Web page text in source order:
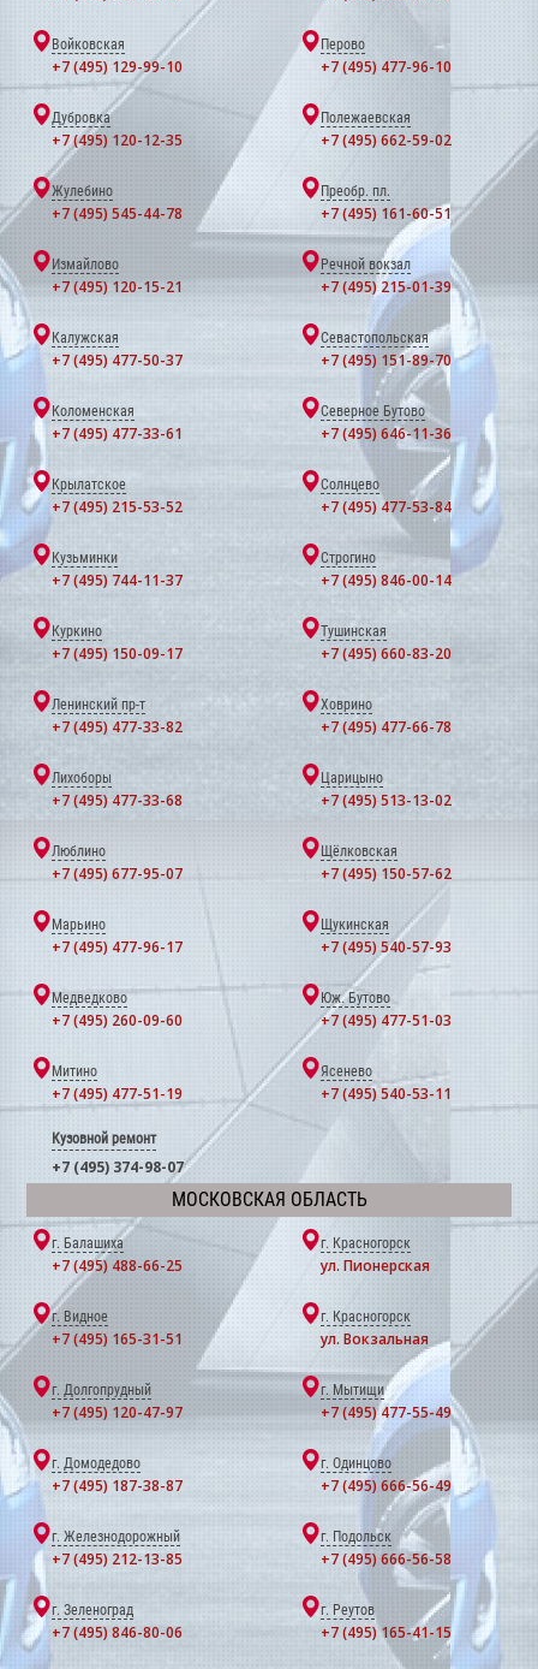
Войковская
+7 (495) 129-99-10
Перово
+7 (495) 477-96-10
Дубровка
+7 (495) 120-12-35
Полежаевская
+7 (495) 662-59-02
Жулебино
+7 (495) 545-44-78
Преобр. пл.
+7 (495) 161-60-51
Измайлово
+7 (495) 120-15-21
Речной вокзал
+7 (495) 215-01-39
Калужская
+7 (495) 477-50-37
Севастопольская
+7 (495) 151-89-70
Коломенская
+7 (495) 477-33-61
Северное Бутово
+7 (495) 646-11-36
Крылатское
+7 (495) 215-53-52
Солнцево
+7 (495) 477-53-84
Кузьминки
+7 (495) 744-11-37
Строгино
+7 (495) 846-00-14
Куркино
+7 (495) 150-09-17
Тушинская
+7 (495) 660-83-20
Ленинский пр-т
+7 (495) 477-33-82
Ховрино
+7 (495) 477-66-78
Лихоборы
+7 (495) 477-33-68
Царицыно
+7 (495) 513-13-02
Люблино
+7 (495) 677-95-07
Щёлковская
+7 (495) 150-57-62
Марьино
+7 (495) 477-96-17
Щукинская
+7 (495) 540-57-93
Медведково
+7 (495) 260-09-60
Юж. Бутово
+7 (495) 477-51-03
Митино
+7 (495) 477-51-19
Ясенево
+7 (495) 540-53-11
Кузовной ремонт
+7 (495) 374-98-07
МОСКОВСКАЯ ОБЛАСТЬ
г. Балашиха
+7 (495) 488-66-25
г. Красногорск
ул. Пионерская
г. Видное
+7 (495) 165-31-51
г. Красногорск
ул. Вокзальная
г. Долгопрудный
+7 (495) 120-47-97
г. Мытищи
+7 (495) 477-55-49
г. Домодедово
+7 (495) 187-38-87
г. Одинцово
+7 (495) 666-56-49
г. Железнодорожный
+7 (495) 212-13-85
г. Подольск
+7 (495) 666-56-58
г. Зеленоград
+7 (495) 846-80-06
г. Реутов
+7 (495) 165-41-15